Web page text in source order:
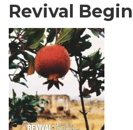
Revival